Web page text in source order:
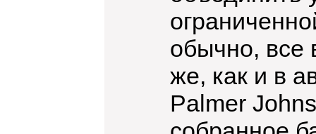
обычно, все
же, как и в
Palmer